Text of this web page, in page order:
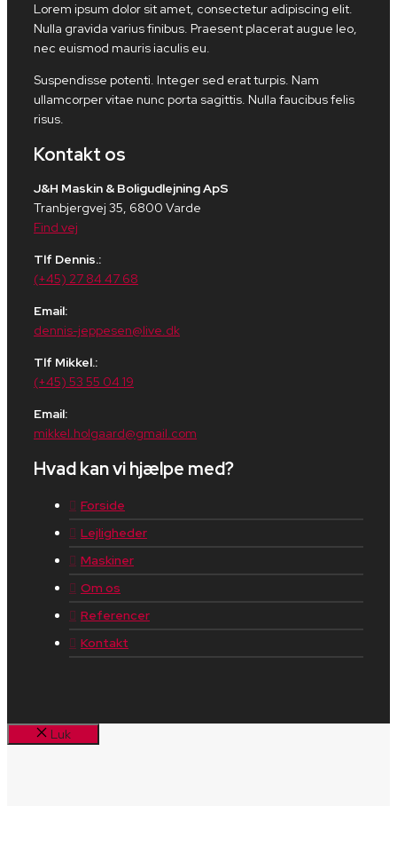
Lorem ipsum dolor sit amet, consectetur adipiscing elit.
Nulla gravida varius finibus. Praesent placerat augue leo,
nec euismod mauris iaculis eu.
Suspendisse potenti. Integer sed erat turpis. Nam
ullamcorper vitae nunc porta sagittis. Nulla faucibus felis
risus.
Kontakt os
J&H Maskin & Boligudlejning ApS
Tranbjergvej 35, 6800 Varde
Find vej
Tlf Dennis.:
(+45) 27 84 47 68
Email:
dennis-jeppesen@live.dk
Tlf Mikkel.:
(+45) 53 55 04 19
Email:
mikkel.holgaard@gmail.com
Hvad kan vi hjælpe med?
Forside
Lejligheder
Maskiner
Om os
Referencer
Kontakt
Luk